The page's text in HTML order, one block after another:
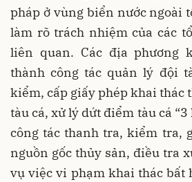
pháp ở vùng biển nước ngoài
làm rõ trách nhiệm của các
liên quan. Các địa phương
thành công tác quản lý đội
kiểm, cấp giấy phép khai thác
tàu cá, xử lý dứt điểm tàu cá
công tác thanh tra, kiểm tra,
nguồn gốc thủy sản, điều tra
vụ việc vi phạm khai thác bất